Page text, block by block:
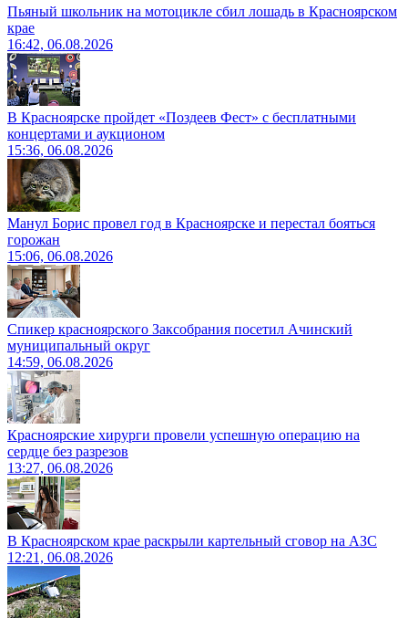
Пьяный школьник на мотоцикле сбил лошадь в Красноярском
крае
16:42, 06.08.2026
В Красноярске пройдет «Поздеев Фест» с бесплатными
концертами и аукционом
15:36, 06.08.2026
Манул Борис провел год в Красноярске и перестал бояться
горожан
15:06, 06.08.2026
Спикер красноярского Заксобрания посетил Ачинский
муниципальный округ
14:59, 06.08.2026
Красноярские хирурги провели успешную операцию на
сердце без разрезов
13:27, 06.08.2026
В Красноярском крае раскрыли картельный сговор на АЗС
12:21, 06.08.2026